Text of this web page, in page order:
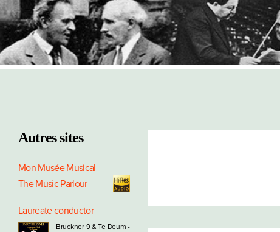
Autres sites
Mon Musée Musical
The Music Parlour
Laureate conductor
Bruckner 9 & Te Deum -